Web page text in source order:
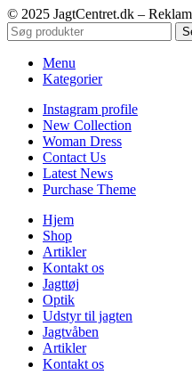
© 2025 JagtCentret.dk –
Menu
Kategorier
Instagram profile
New Collection
Woman Dress
Contact Us
Latest News
Purchase Theme
Hjem
Shop
Artikler
Kontakt os
Jagttøj
Optik
Udstyr til jagten
Jagtvåben
Artikler
Kontakt os